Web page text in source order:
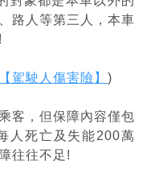
路人等第三人，本車
駕駛人傷害險】 )
客，但保障內容僅包
人死亡及失能200萬
往往不足!